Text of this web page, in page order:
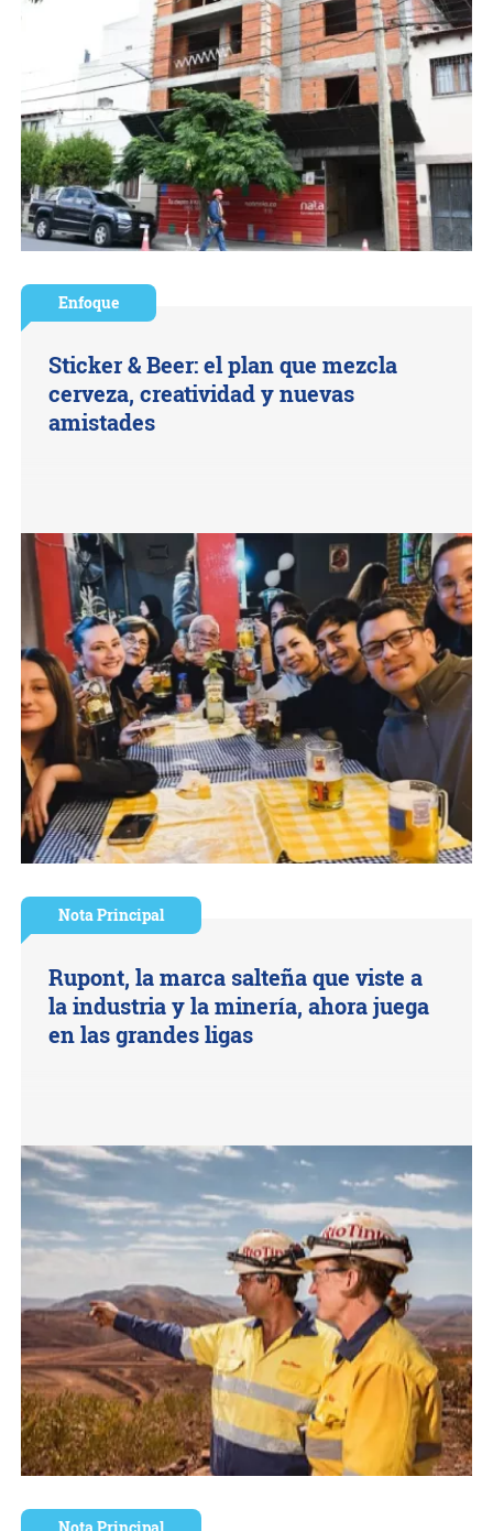
Enfoque
Sticker & Beer: el plan que mezcla
cerveza, creatividad y nuevas
amistades
Nota Principal
Rupont, la marca salteña que viste a
la industria y la minería, ahora juega
en las grandes ligas